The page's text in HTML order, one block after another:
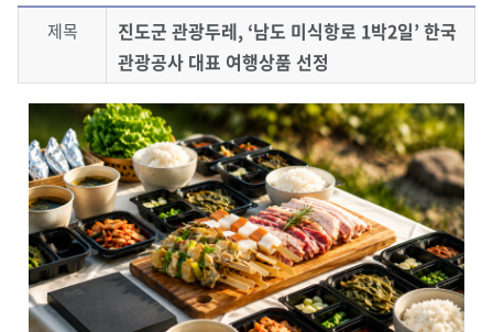
제목
진도군 관광두레, ‘남도 미식항로 1박2일’ 한국
관광공사 대표 여행상품 선정